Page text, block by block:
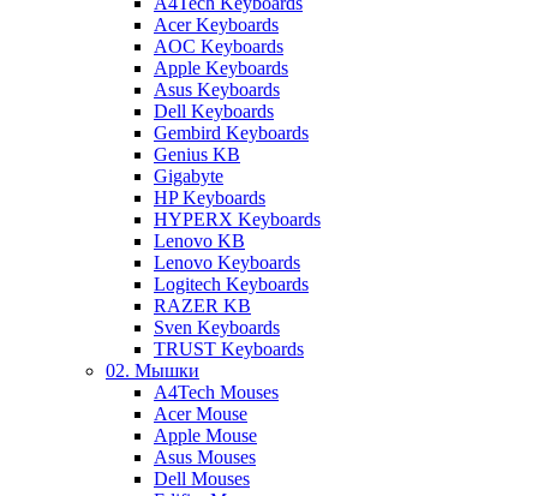
Acer Keyboards
AOC Keyboards
Apple Keyboards
Asus Keyboards
Dell Keyboards
Gembird Keyboards
Genius KB
Gigabyte
HP Keyboards
HYPERX Keyboards
Lenovo KB
Lenovo Keyboards
Logitech Keyboards
RAZER KB
Sven Keyboards
TRUST Keyboards
02. Мышки
A4Tech Mouses
Acer Mouse
Apple Mouse
Asus Mouses
Dell Mouses